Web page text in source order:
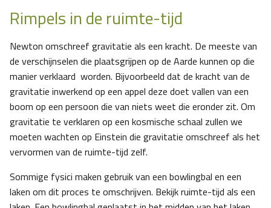
Rimpels in de ruimte-tijd
Newton omschreef gravitatie als een kracht. De meeste van
de verschijnselen die plaatsgrijpen op de Aarde kunnen op die
manier verklaard worden. Bijvoorbeeld dat de kracht van de
gravitatie inwerkend op een appel deze doet vallen van een
boom op een persoon die van niets weet die eronder zit. Om
gravitatie te verklaren op een kosmische schaal zullen we
moeten wachten op Einstein die gravitatie omschreef als het
vervormen van de ruimte-tijd zelf.
Sommige fysici maken gebruik van een bowlingbal en een
laken om dit proces te omschrijven. Bekijk ruimte-tijd als een